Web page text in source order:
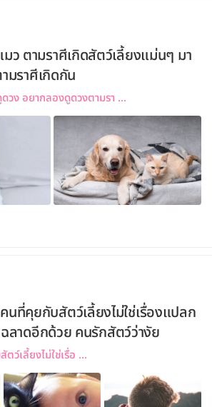
ว ตามราศีเกิดสัตว์เลี้ยงแม่นๆ มา
มราศีเกิดกัน
วง อยากลองดูดวงตามรา ...
นที่คุยกับสัตว์เลี้ยงไม่ใช่เรื่องแปลก
ลาดอีกด้วย คนรักสัตว์ว่างัย
ว์เลี้ยงไม่ใช่เรื่อ ...